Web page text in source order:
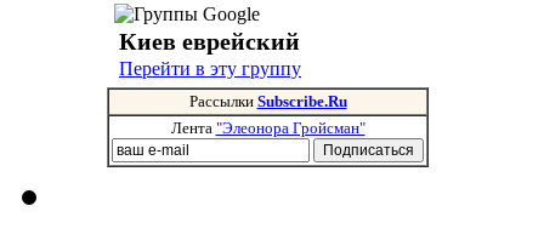
Киев еврейский
Перейти в эту группу
Рассылки Subscribe.Ru
Лента "Элеонора Гройсман"